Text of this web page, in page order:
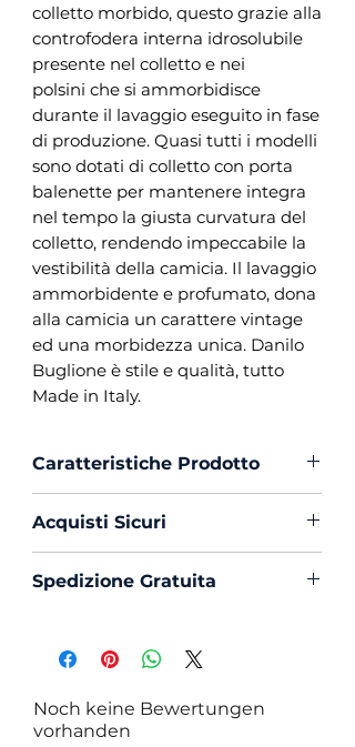
colletto morbido, questo grazie alla
controfodera interna idrosolubile
presente nel colletto e nei
polsini che si ammorbidisce
durante il lavaggio eseguito in fase
di produzione. Quasi tutti i modelli
sono dotati di colletto con porta
balenette per mantenere integra
nel tempo la giusta curvatura del
colletto, rendendo impeccabile la
vestibilità della camicia. Il lavaggio
ammorbidente e profumato, dona
alla camicia un carattere vintage
ed una morbidezza unica. Danilo
Buglione è stile e qualità, tutto
Made in Italy.
Caratteristiche Prodotto
Collo : Napoletano
Polso :Tondo
Composizione :100% Cotone
Italy
Profumato e Ammorbidente
Acquisti Sicuri
sicurezza con PayPal o Carta di
Spedizione Gratuita
Gratuita
Noch keine Bewertungen
vorhanden